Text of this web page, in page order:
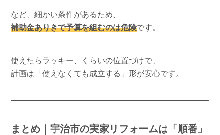
など、細かい条件があるため、
補助金ありきで予算を組むのは危険です。
使えたらラッキー、くらいの位置づけで、
計画は「使えなくても成立する」形が安心です。
まとめ｜宇治市の実家リフォームは「順番」